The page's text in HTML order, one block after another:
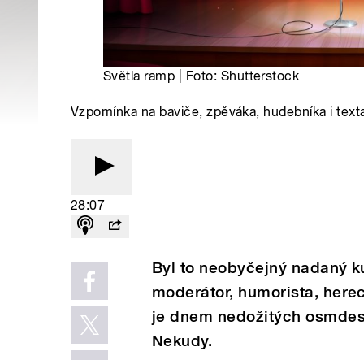
Světla ramp | Foto: Shutterstock
Vzpomínka na baviče, zpěváka, hudebníka i
28:07
Byl to neobyčejný nadaný
moderátor, humorista,
je dnem nedožitých
Nekudy.